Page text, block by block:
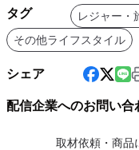
タグ レジャー・
その他ライフスタイル
シェア
配信企業へのお問い合
取材依頼・商品